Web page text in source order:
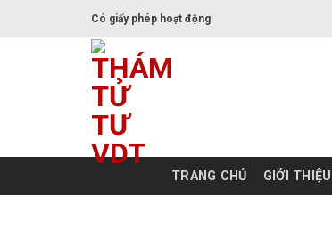
Có giấy phép hoạt động
TRANG CHỦ GIỚI THIỆU